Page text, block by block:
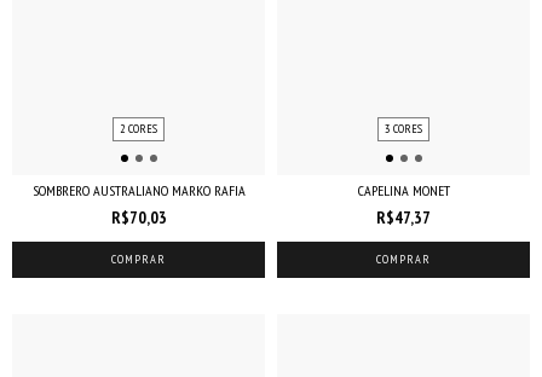
2 CORES
SOMBRERO AUSTRALIANO MARKO RAFIA
R$70,03
COMPRAR
3 CORES
CAPELINA MONET
R$47,37
COMPRAR